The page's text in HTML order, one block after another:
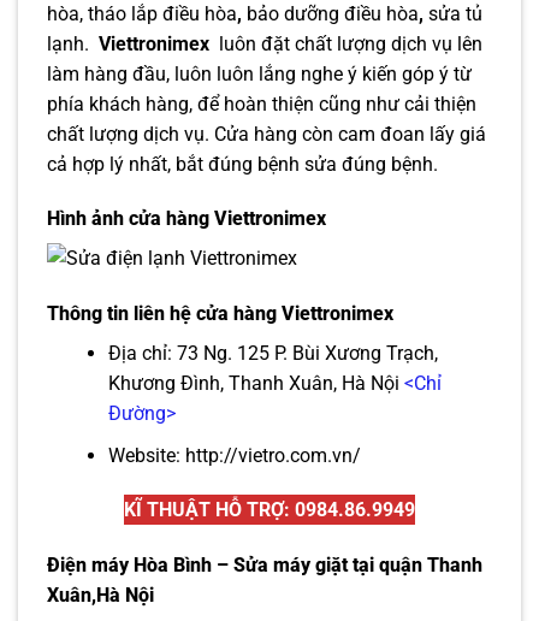
hòa, tháo lắp điều hòa, bảo dưỡng điều hòa, sửa tủ
lạnh. Viettronimex luôn đặt chất lượng dịch vụ lên
làm hàng đầu, luôn luôn lắng nghe ý kiến góp ý từ
phía khách hàng, để hoàn thiện cũng như cải thiện
chất lượng dịch vụ. Cửa hàng còn cam đoan lấy giá
cả hợp lý nhất, bắt đúng bệnh sửa đúng bệnh.
Hình ảnh cửa hàng Viettronimex
Thông tin liên hệ cửa hàng Viettronimex
Địa chỉ: 73 Ng. 125 P. Bùi Xương Trạch,
Khương Đình, Thanh Xuân, Hà Nội <Chỉ
Đường>
Website: http://vietro.com.vn/
KĨ THUẬT HỖ TRỢ: 0984.86.9949
Điện máy Hòa Bình – Sửa máy giặt tại quận Thanh
Xuân,Hà Nội